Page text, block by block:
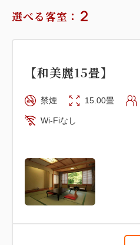
選べる客室： 2
【和美麗15畳】
禁煙 15.00畳
Wi-Fiなし